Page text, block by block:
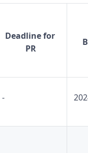
Deadline for
PR
-